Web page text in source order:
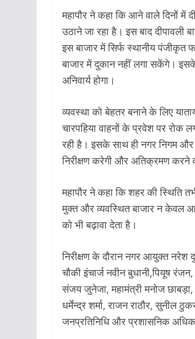
महापौर ने कहा कि आने वाले दिनों
उठाने जा रहा है। इस बाद दीपावली
इस बाजार में सिर्फ स्थानीय पंजीकृत
बाजार में दुकान नहीं लगा सकेंगे।
अनिवार्य होगा।
व्यवस्था को बेहतर बनाने के लिए
चारपहिया वाहनों के प्रवेश पर रोक
रही है। इसके साथ ही नगर निगम और
निरीक्षण करेगी और अतिक्रमण करने
महापौर ने कहा कि शहर की स्थिति
मुक्त और व्यवस्थित बाजार न केवल
को भी बढ़ावा देता है।
निरीक्षण के दौरान नगर आयुक्त नरेश
चौकी इंचार्ज नवीन बुधानी,पियूष
संजय जुनेजा, महामंत्री मनोज छाबड़ा,
धर्मेन्द्र शर्मा, राजन राठौर, सुनील
जनप्रतिनिधि और प्रशासनिक